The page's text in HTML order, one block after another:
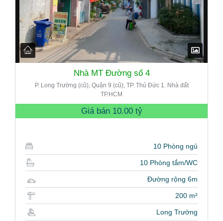
Nhà MT Đường số 4
P. Long Trường (cũ), Quận 9 (cũ), TP. Thủ Đức 1. Nhà đất
TP.HCM
Giá bán 10.00 tỷ
10 Phòng ngủ
10 Phòng tắm/WC
Đường rộng 6m
200 m²
Long Trường